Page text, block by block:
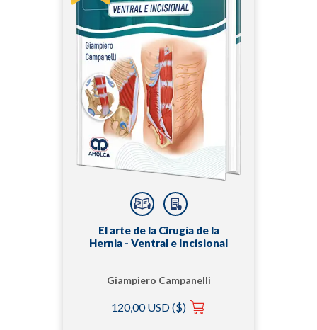
El arte de la Cirugía de la
Hernia - Ventral e Incisional
Giampiero Campanelli
120,00 USD ($)